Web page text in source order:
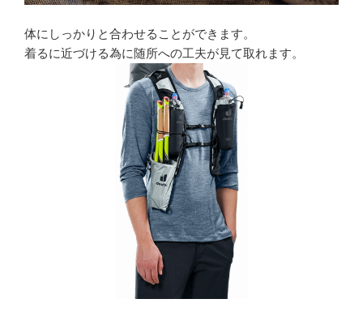
体にしっかりと合わせることができます。
着るに近づける為に随所への工夫が見て取れます。